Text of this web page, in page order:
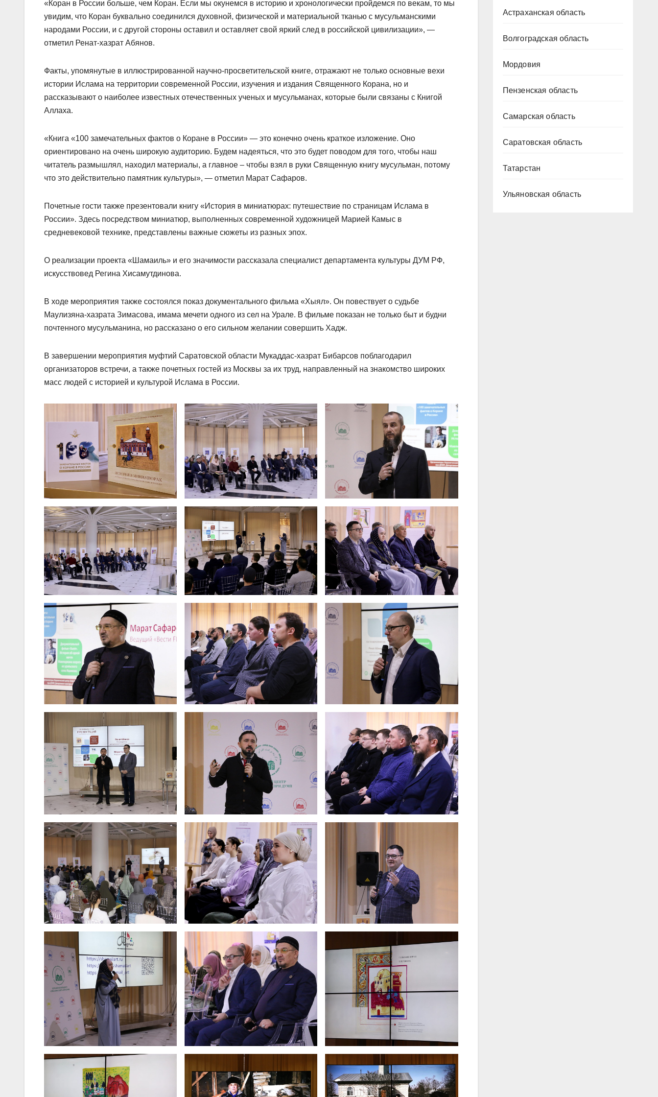
«Коран в России больше, чем Коран. Если мы окунемся в историю и хронологически пройдемся по векам, то мы
увидим, что Коран буквально соединился духовной, физической и материальной тканью с мусульманскими
народами России, и с другой стороны оставил и оставляет свой яркий след в российской цивилизации», —
отметил Ренат-хазрат Абянов.
Факты, упомянутые в иллюстрированной научно-просветительской книге, отражают не только основные вехи
истории Ислама на территории современной России, изучения и издания Священного Корана, но и
рассказывают о наиболее известных отечественных ученых и мусульманах, которые были связаны с Книгой
Аллаха.
«Книга «100 замечательных фактов о Коране в России» — это конечно очень краткое изложение. Оно
ориентировано на очень широкую аудиторию. Будем надеяться, что это будет поводом для того, чтобы наш
читатель размышлял, находил материалы, а главное – чтобы взял в руки Священную книгу мусульман, потому
что это действительно памятник культуры», — отметил Марат Сафаров.
Почетные гости также презентовали книгу «История в миниатюрах: путешествие по страницам Ислама в
России». Здесь посредством миниатюр, выполненных современной художницей Марией Камыс в
средневековой технике, представлены важные сюжеты из разных эпох.
О реализации проекта «Шамаиль» и его значимости рассказала специалист департамента культуры ДУМ РФ,
искусствовед Регина Хисамутдинова.
В ходе мероприятия также состоялся показ документального фильма «Хыял». Он повествует о судьбе
Маулизяна-хазрата Зимасова, имама мечети одного из сел на Урале. В фильме показан не только быт и будни
почтенного мусульманина, но рассказано о его сильном желании совершить Хадж.
В завершении мероприятия муфтий Саратовской области Мукаддас-хазрат Бибарсов поблагодарил
организаторов встречи, а также почетных гостей из Москвы за их труд, направленный на знакомство широких
масс людей с историей и культурой Ислама в России.
Астраханская область
Волгоградская область
Мордовия
Пензенская область
Самарская область
Саратовская область
Татарстан
Ульяновская область